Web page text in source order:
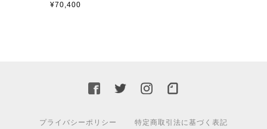
¥70,400
プライバシーポリシー 特定商取引法に基づく表記